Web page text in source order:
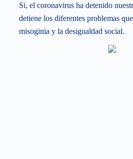
Si, el coronavirus ha detenido
detiene los diferentes problemas
misoginia y la desigualdad social.